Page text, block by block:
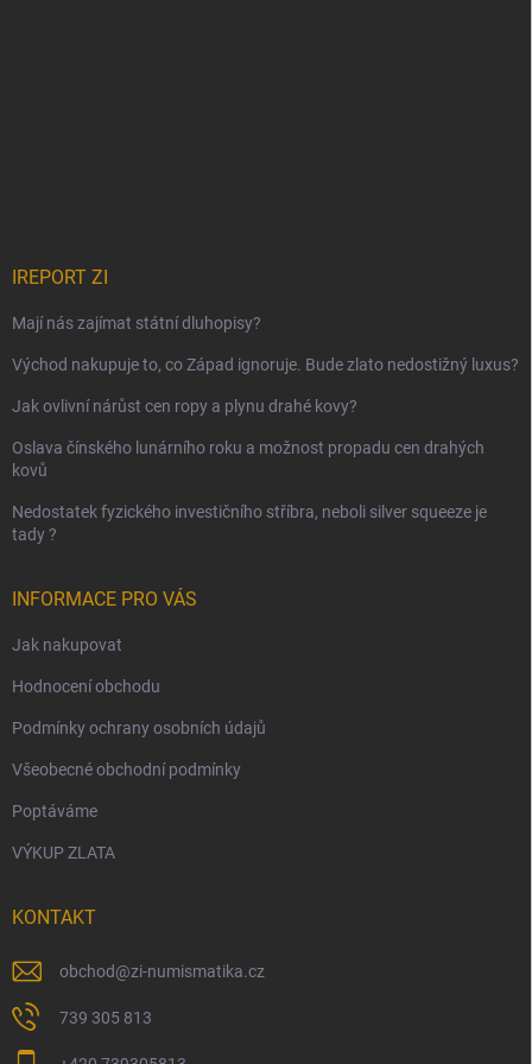
IREPORT ZI
Mají nás zajímat státní dluhopisy?
Východ nakupuje to, co Západ ignoruje. Bude zlato nedostižný luxus?
Jak ovlivní nárůst cen ropy a plynu drahé kovy?
Oslava čínského lunárního roku a možnost propadu cen drahých
kovů
Nedostatek fyzického investičního stříbra, neboli silver squeeze je
tady ?
INFORMACE PRO VÁS
Jak nakupovat
Hodnocení obchodu
Podmínky ochrany osobních údajů
Všeobecné obchodní podmínky
Poptáváme
VÝKUP ZLATA
KONTAKT
obchod@zi-numismatika.cz
739 305 813